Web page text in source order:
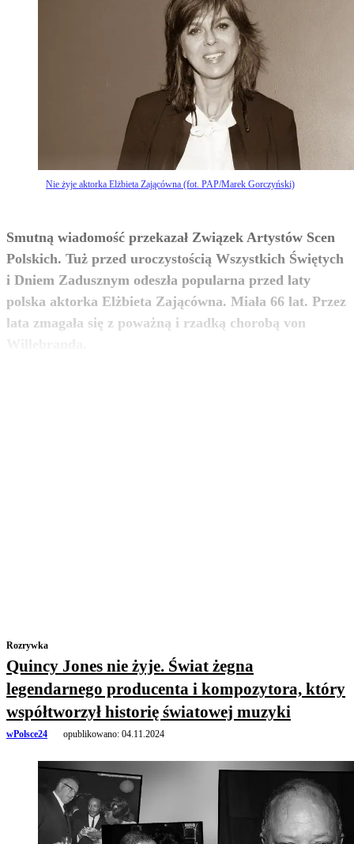
Nie żyje aktorka Elżbieta Zającówna (fot. PAP/Marek Gorczyński)
Smutną wiadomość przekazał Związek Artystów Scen
Polskich. Tuż przed uroczystością Wszystkich Świętych
i Dniem Zadusznym odeszła popularna przed laty
polska aktorka Elżbieta Zającówna. Miała 66 lat. Przez
lata zmagała się z poważną i rzadką chorobą von
zobacz więcej
Rozrywka
Quincy Jones nie żyje. Świat żegna
legendarnego producenta i kompozytora, który
współtworzył historię światowej muzyki
wPolsce24 opublikowano: 04.11.2024